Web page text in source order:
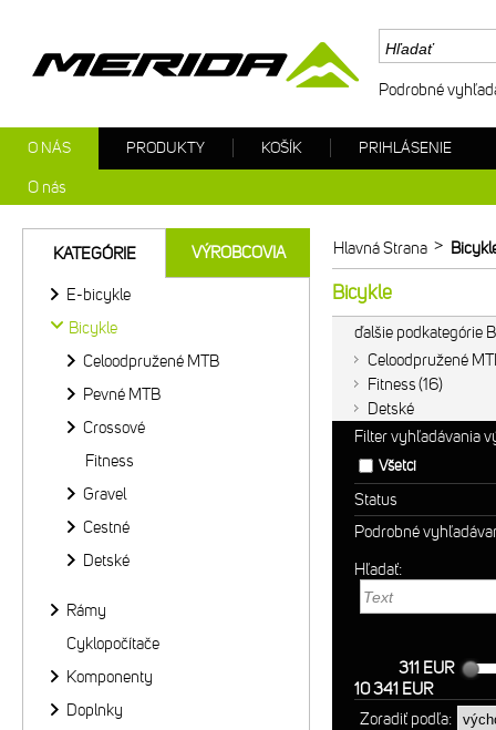
Hlavná Strana >
Bicykle
ďalšie podkategórie
Celoodpružené
Fitness 16
Detské
Filter vyhľadávania
Všetci
Status
Podrobné
Hľadať:
311 EUR
10 341 EUR
Zoradiť podľa:
KATEGÓRIE VÝROBCOVIA
E-bicykle
Bicykle
Celoodpružené MTB
Pevné MTB
Crossové
Fitness
Gravel
Cestné
Detské
Rámy
Cyklopočítače
Komponenty
Doplnky
Podrobné
O NÁS
O nás
PRODUKTY KOŠÍK PRIHLÁSENIE